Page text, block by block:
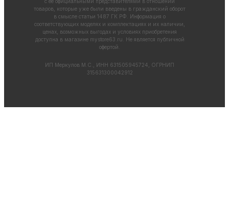
товаров, которые уже были введены в гражданский оборот
в смысле статьи 1487 ГК РФ. Информация о
соответствующих моделях и комплектациях и их наличии,
ценах, возможных выгодах и условиях приобретения
доступна в магазине mystore63.ru . Не является публичной
офертой.
ИП Меркулов М.С., ИНН 631505945724, ОГРНИП
315631300042912